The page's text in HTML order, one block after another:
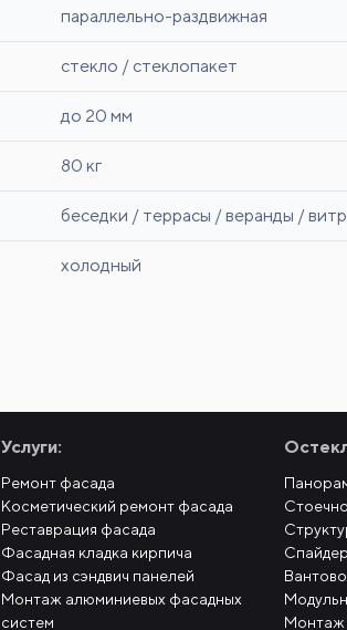
параллельно-раздвижная
стекло / стеклопакет
до 20 мм
80 кг
беседки / террасы / веранды /
холодный
Услуги:
Ремонт фасада
Косметический ремонт фасада
Реставрация фасада
Фасадная кладка кирпича
Фасад из сэндвич панелей
Монтаж алюминиевых фасадных
систем
Монтаж